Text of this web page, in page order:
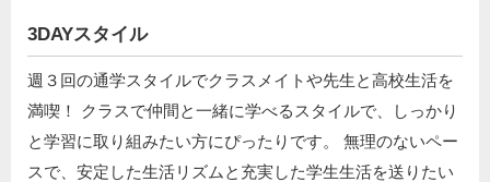
3DAYスタイル
週３回の通学スタイルでクラスメイトや先生と高校生活を
満喫！ クラスで仲間と一緒に学べるスタイルで、しっかり
と学習に取り組みたい方にぴったりです。 無理のないペー
スで、安定した生活リズムと充実した学生生活を送りたい